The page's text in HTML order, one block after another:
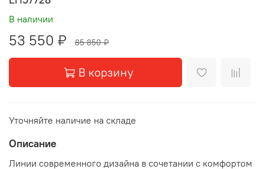
В наличии
53 550 ₽ 85 850 ₽
В корзину
Уточняйте наличие на складе
Описание
Линии современного дизайна в сочетании с комфортом